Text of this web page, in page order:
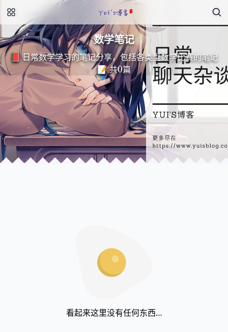
数学笔记
📕 日常数学学习的笔记分享，包括各类型数学比赛的笔记
📝 共
0
篇
看起来这里没有任何东西…